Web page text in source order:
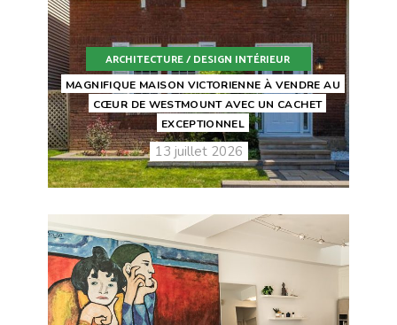
ARCHITECTURE / DESIGN INTÉRIEUR
MAGNIFIQUE MAISON VICTORIENNE À VENDRE AU
CŒUR DE WESTMOUNT AVEC UN CACHET
EXCEPTIONNEL
13 juillet 2026